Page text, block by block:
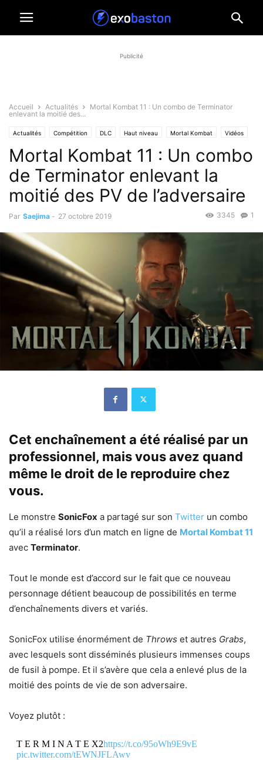
Publicité
Accueil Actualités
Mortal Kombat 11 : Un combo de Terminator
enlevant la moitié des...
Actualités Compétition DLC Haut niveau Mortal Kombat Vidéos
Mortal Kombat 11 : Un combo
de Terminator enlevant la
moitié des PV de l’adversaire
Par Saejima - 27 octobre 2019 1
3345
Cet enchaînement a été réalisé par un
professionnel, mais vous avez quand
même le droit de le reproduire chez
vous.
Le monstre SonicFox a partagé sur son Twitter un combo
qu’il a réalisé lors d’un match en ligne de Mortal Kombat 11
avec Terminator.
Tout le monde est d’accord sur le fait que ce nouveau
personnage détient beaucoup de possibilités en terme
d’enchaînements divers et variés.
SonicFox utilise énormément de Throws et autres Grabs,
avec lesquels sont disséminés plusieurs immenses coups
de fusil à pompe. Et il s’avère que cela a enlevé plus de la
moitié des points de vie de son adversaire.
Voyez plutôt :
T E R M I N A T E X2https://t.co/95oWh9E9vE
pic.twitter.com/tEWNJFLAwv